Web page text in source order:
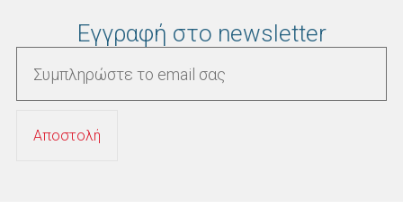
Εγγραφή στο newsletter